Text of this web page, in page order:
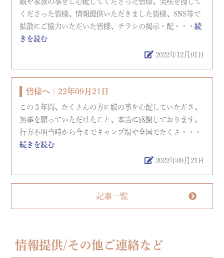
くださった皆様、情報提供いただきました皆様、SNS等で
拡散にご協力いただいた皆様、チラシの掲示・配・・・続
きを読む
2022年12月01日
皆様へ│22年09月21日
この３年間、たくさんの方に娘の事を心配していただき、
無事を願っていただけたこと、本当に感謝しております。
行方不明当時から今までキャンプ場や全国でたくさ・・・
続きを読む
2022年09月21日
記事一覧
情報提供/その他ご連絡など